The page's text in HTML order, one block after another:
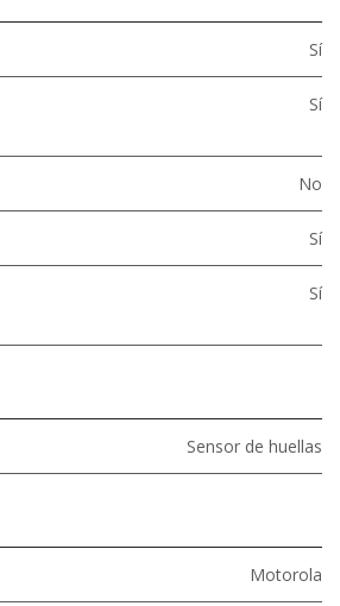
Sí
Sí
No
Sí
Sí
Sensor de huellas
Motorola